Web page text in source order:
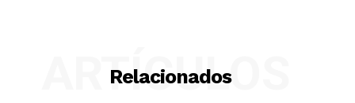
Relacionados
ARTÍCULOS